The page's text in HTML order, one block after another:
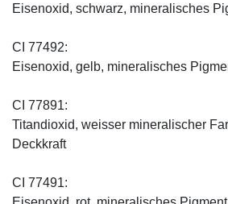
Eisenoxid, schwarz, mineralisches
CI 77492:
Eisenoxid, gelb, mineralisches
CI 77891:
Titandioxid, weisser mineralischer
Deckkraft
CI 77491: